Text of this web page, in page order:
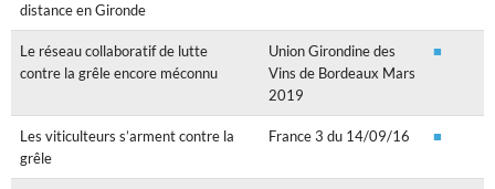
distance en Gironde
Le réseau collaboratif de lutte
contre la grêle encore méconnu
Union Girondine des
Vins de Bordeaux Mars
2019
■
Les viticulteurs s’arment contre la
grêle
France 3 du 14/09/16 ■